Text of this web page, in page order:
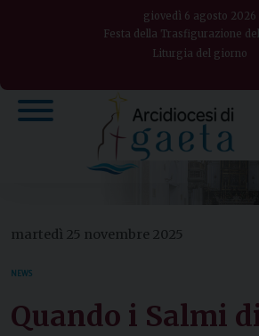
giovedì 6 agosto 2026
Festa della Trasfigurazione
Liturgia del giorno
martedì 25 novembre 2025
NEWS
Quando i Salmi